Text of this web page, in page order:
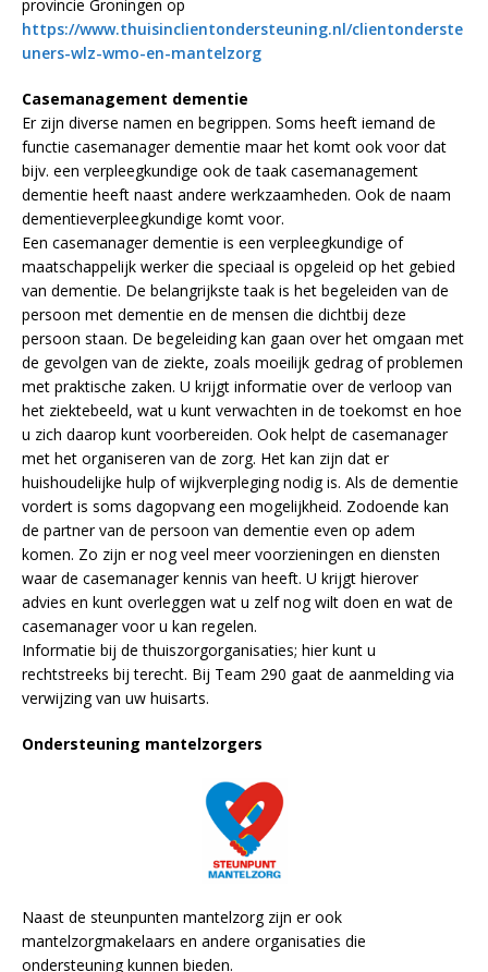
provincie Groningen op
https://www.thuisinclientondersteuning.nl/clientonderste
uners-wlz-wmo-en-mantelzorg
Casemanagement dementie
Er zijn diverse namen en begrippen. Soms heeft iemand de
functie casemanager dementie maar het komt ook voor dat
bijv. een verpleegkundige ook de taak casemanagement
dementie heeft naast andere werkzaamheden. Ook de naam
dementieverpleegkundige komt voor.
Een casemanager dementie is een verpleegkundige of
maatschappelijk werker die speciaal is opgeleid op het gebied
van dementie. De belangrijkste taak is het begeleiden van de
persoon met dementie en de mensen die dichtbij deze
persoon staan. De begeleiding kan gaan over het omgaan met
de gevolgen van de ziekte, zoals moeilijk gedrag of problemen
met praktische zaken. U krijgt informatie over de verloop van
het ziektebeeld, wat u kunt verwachten in de toekomst en hoe
u zich daarop kunt voorbereiden. Ook helpt de casemanager
met het organiseren van de zorg. Het kan zijn dat er
huishoudelijke hulp of wijkverpleging nodig is. Als de dementie
vordert is soms dagopvang een mogelijkheid. Zodoende kan
de partner van de persoon van dementie even op adem
komen. Zo zijn er nog veel meer voorzieningen en diensten
waar de casemanager kennis van heeft. U krijgt hierover
advies en kunt overleggen wat u zelf nog wilt doen en wat de
casemanager voor u kan regelen.
Informatie bij de thuiszorgorganisaties; hier kunt u
rechtstreeks bij terecht. Bij Team 290 gaat de aanmelding via
verwijzing van uw huisarts.
Ondersteuning mantelzorgers
Naast de steunpunten mantelzorg zijn er ook
mantelzorgmakelaars en andere organisaties die
ondersteuning kunnen bieden.